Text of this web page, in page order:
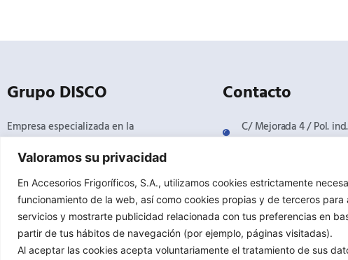
Valoramos su privacidad
En Accesorios Frigoríficos, S.A., utilizamos cookies estrictamente
funcionamiento de la web, así como cookies propias y de terceros para
servicios y mostrarte publicidad relacionada con tus preferencias en
partir de tus hábitos de navegación (por ejemplo, páginas visitadas).
Al aceptar las cookies acepta voluntariamente el tratamiento de sus
Grupo DISCO
Empresa especializada en la
equipos, componentes,
herramientas y accesorios para
refrigeración comercial,
industrial y climatización.
Contacto
C/ Mejorada 4 / Pol.
afrisa@grupodisco.com